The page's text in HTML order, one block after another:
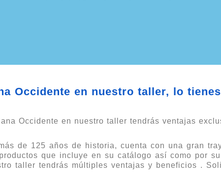
Occidente en nuestro taller, lo
Occidente en nuestro taller tendrás ventajas
de 125 años de historia, cuenta con una gran
que incluye en su catálogo así como por
taller tendrás múltiples ventajas y beneficios .